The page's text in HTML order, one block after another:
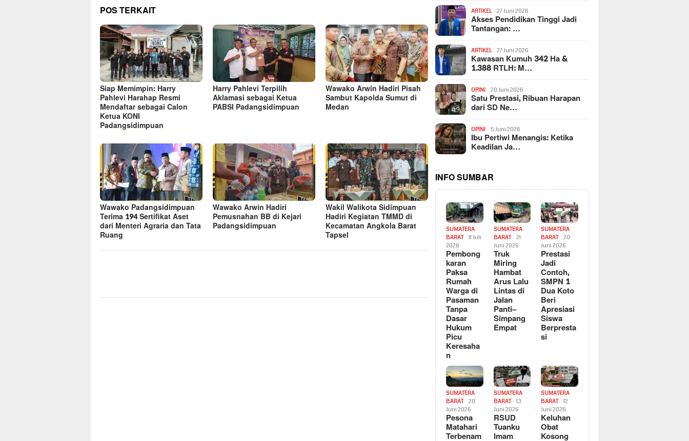
POS TERKAIT
Siap Memimpin: Harry
Pahlevi Harahap Resmi
Mendaftar sebagai Calon
Ketua KONI
Padangsidimpuan
Harry Pahlevi Terpilih
Aklamasi sebagai Ketua
PABSI Padangsidimpuan
Wawako Arwin Hadiri Pisah
Sambut Kapolda Sumut di
Medan
Wawako Padangsidimpuan
Terima 194 Sertifikat Aset
dari Menteri Agraria dan Tata
Ruang
Wawako Arwin Hadiri
Pemusnahan BB di Kejari
Padangsidimpuan
Wakil Walikota Sidimpuan
Hadiri Kegiatan TMMD di
Kecamatan Angkola Barat
Tapsel
ARTIKEL 27 Juni 2026
Akses Pendidikan Tinggi Jadi
Tantangan: …
ARTIKEL 27 Juni 2026
Kawasan Kumuh 342 Ha &
1.388 RTLH: M…
OPINI 20 Juni 2026
Satu Prestasi, Ribuan Harapan
dari SD Ne…
OPINI 5 Juni 2026
Ibu Pertiwi Menangis: Ketika
Keadilan Ja…
INFO SUMBAR
SUMATERA
BARAT
11 Juli
2026
Pembong
karan
Paksa
Rumah
Warga di
Pasaman
Tanpa
Dasar
Hukum
Picu
Keresaha
n
SUMATERA
BARAT
21
Juni 2026
Truk
Miring
Hambat
Arus Lalu
Lintas di
Jalan
Panti–
Simpang
Empat
SUMATERA
BARAT
20
Juni 2026
Prestasi
Jadi
Contoh,
SMPN 1
Dua Koto
Beri
Apresiasi
Siswa
Berpresta
si
SUMATERA
BARAT
20
Juni 2026
Pesona
Matahari
Terbenam
SUMATERA
BARAT
13
Juni 2026
RSUD
Tuanku
Imam
SUMATERA
BARAT
12
Juni 2026
Keluhan
Obat
Kosong